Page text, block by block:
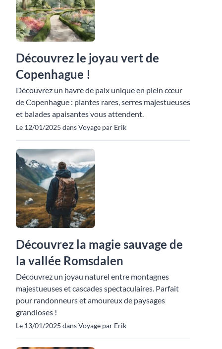
Découvrez le joyau vert de
Copenhague !
Découvrez un havre de paix unique en plein cœur
de Copenhague : plantes rares, serres majestueuses
et balades apaisantes vous attendent.
Le 12/01/2025 dans Voyage par Erik
Découvrez la magie sauvage de
la vallée Romsdalen
Découvrez un joyau naturel entre montagnes
majestueuses et cascades spectaculaires. Parfait
pour randonneurs et amoureux de paysages
grandioses !
Le 13/01/2025 dans Voyage par Erik